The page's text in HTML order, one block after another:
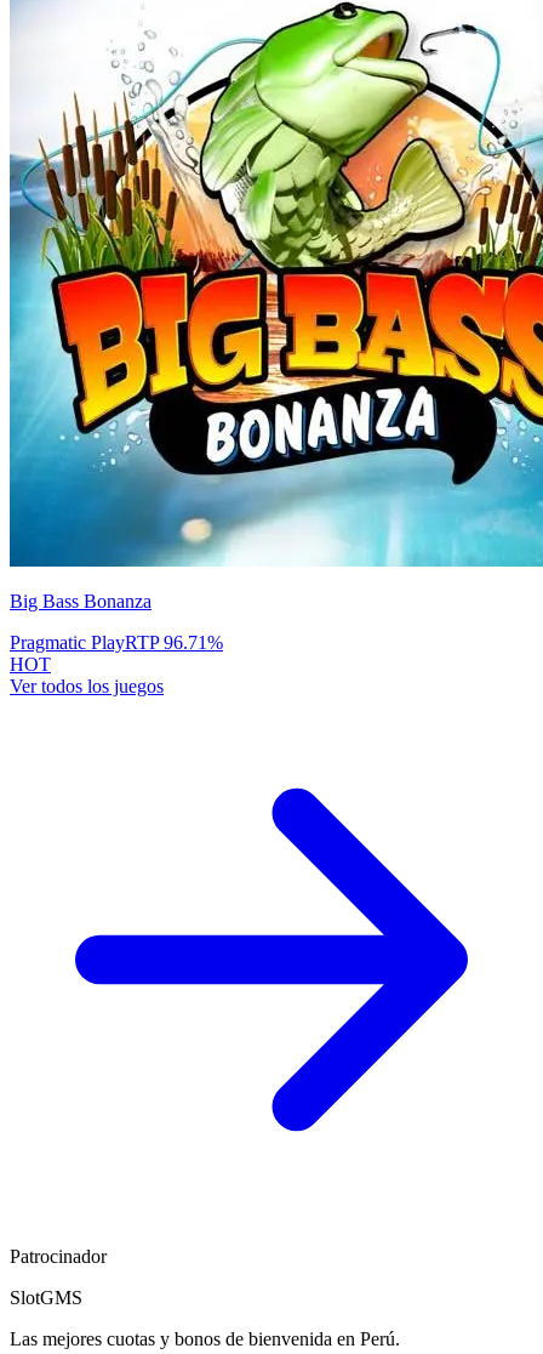
Big Bass Bonanza
Pragmatic PlayRTP96.71%
HOT
Ver todos los juegos
Patrocinador
SlotGMS
Las mejores cuotas y bonos de bienvenida en Perú.